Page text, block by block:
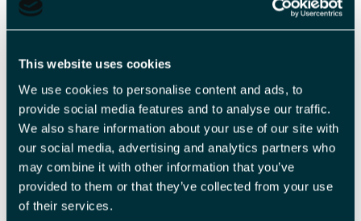
This website uses cookies
We use cookies to personalise content and ads, to
provide social media features and to analyse our traffic.
We also share information about your use of our site with
our social media, advertising and analytics partners who
may combine it with other information that you’ve
provided to them or that they’ve collected from your use
of their services.
Fasiliteter
Aktiviteter